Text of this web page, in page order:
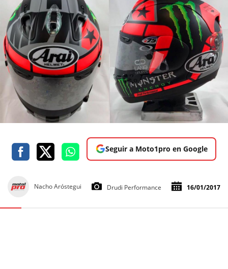
Seguir a Moto1pro en Google
Nacho Aróstegui Drudi Performance 16/01/2017